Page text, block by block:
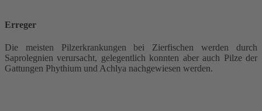
Erreger
Die meisten Pilzerkrankungen bei Zierfischen werden durch
Saprolegnien verursacht, gelegentlich konnten aber auch Pilze der
Gattungen Phythium und Achlya nachgewiesen werden.